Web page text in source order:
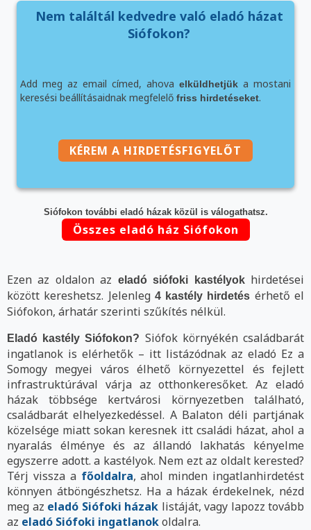
Nem találtál kedvedre való eladó házat
Siófokon?
Add meg az email címed, ahova elküldhetjük a mostani
keresési beállításaidnak megfelelő friss hirdetéseket.
KÉREM A HIRDETÉSFIGYELŐT
Siófokon további eladó házak közül is válogathatsz.
Összes eladó ház Siófokon
Ezen az oldalon az eladó siófoki kastélyokhirdetései
között kereshetsz. Jelenleg 4 kastély hirdetés érhető el
Siófokon, árhatár szerinti szűkítés nélkül.
Eladó kastély Siófokon? Siófok környékén családbarát
ingatlanok is elérhetők – itt listázódnak az eladó Ez a
Somogy megyei város élhető környezettel és fejlett
infrastruktúrával várja az otthonkeresőket. Az eladó
házak többsége kertvárosi környezetben található,
családbarát elhelyezkedéssel. A Balaton déli partjának
közelsége miatt sokan keresnek itt családi házat, ahol a
nyaralás élménye és az állandó lakhatás kényelme
egyszerre adott. a kastélyok. Nem ezt az oldalt kerested?
Térj vissza a főoldalra, ahol minden ingatlanhirdetést
könnyen átböngészhetsz. Ha a házak érdekelnek, nézd
meg az eladó Siófoki házak listáját, vagy lapozz tovább
az eladó Siófoki ingatlanokoldalra.